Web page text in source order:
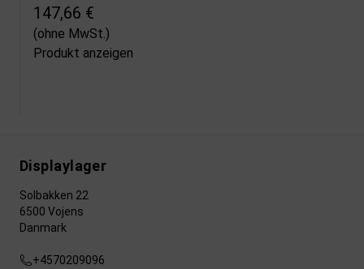
147,66 €
(ohne MwSt.)
Produkt anzeigen
Displaylager
Solbakken 22
6500 Vojens
Danmark
+4570209096